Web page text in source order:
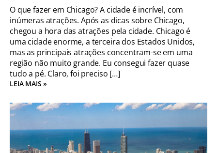
O que fazer em Chicago? A cidade é incrível, com
inúmeras atrações. Após as dicas sobre Chicago,
chegou a hora das atrações pela cidade. Chicago é
uma cidade enorme, a terceira dos Estados Unidos,
mas as principais atrações concentram-se em uma
região não muito grande. Eu consegui fazer quase
tudo a pé. Claro, foi preciso […]
LEIA MAIS »